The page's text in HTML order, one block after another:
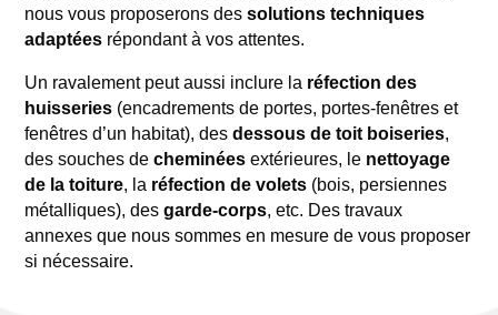
nous vous proposerons dessolutions techniques
adaptées répondant à vos attentes.
Un ravalement peut aussi inclure la réfection des
huisseries (encadrements de portes, portes-fenêtres et
fenêtres d’un habitat), desdessous de toit boiseries,
des souches decheminées extérieures, le nettoyage
de la toiture, la réfection de volets (bois, persiennes
métalliques), desgarde-corps, etc. Des travaux
annexes que nous sommes en mesure de vous proposer
si nécessaire.